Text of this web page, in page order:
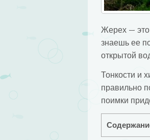
Жерех — это
знаешь ее
открытой
Тонкости и
правильно
поимки